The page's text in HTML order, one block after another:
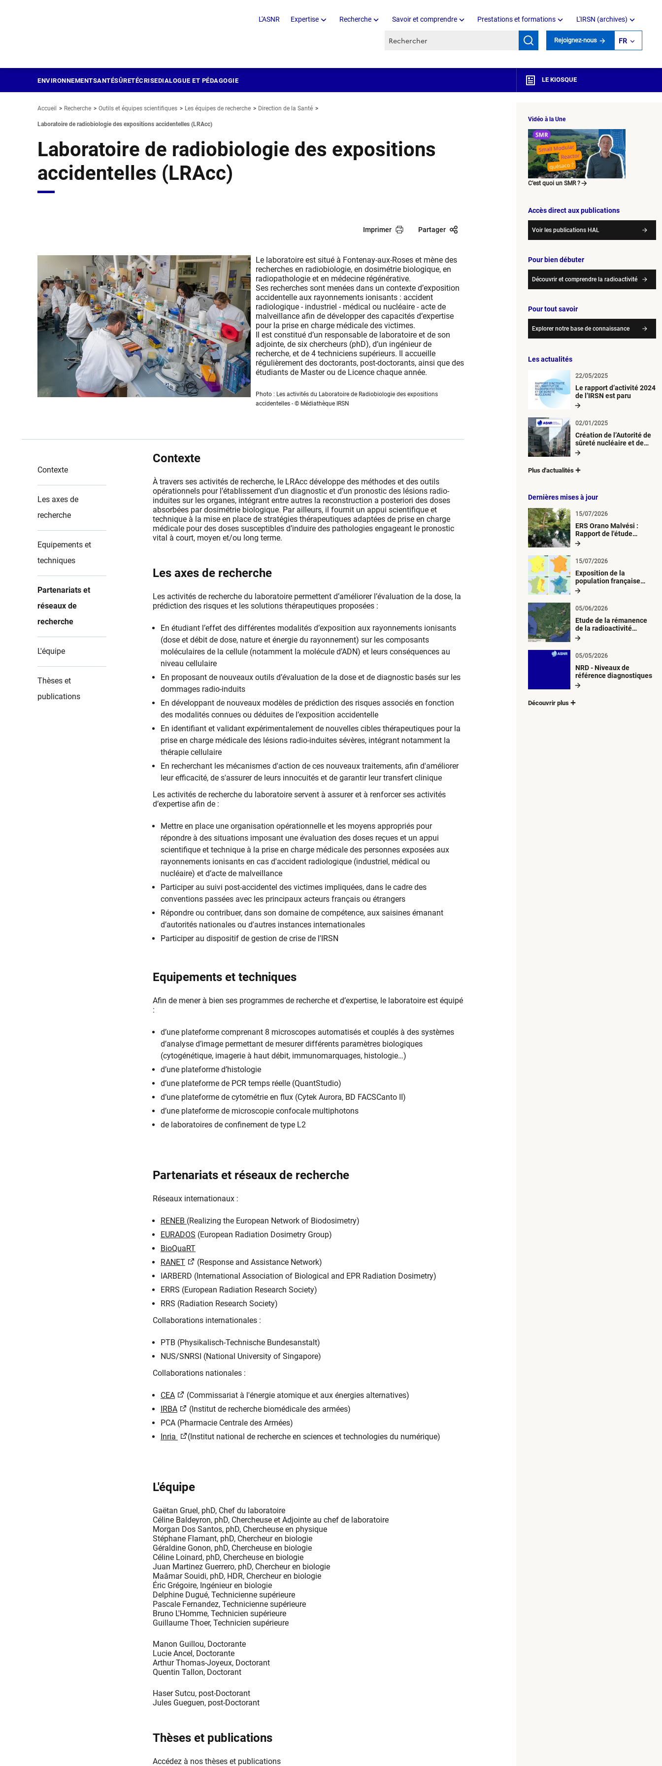
L'ASNR Expertise Recherche Savoir et comprendre Prestations et formations L'IRSN (archives)
Recherche par mots clés Rejoignez-nous FR
ENVIRONNEMENTSANTÉSÛRETÉCRISEDIALOGUE ET PÉDAGOGIE LE KIOSQUE
Accueil Recherche Outils et équipes scientifiques Les équipes de recherche Direction de la Santé
Laboratoire de radiobiologie des expositions accidentelles (LRAcc)
Laboratoire de radiobiologie des expositions
accidentelles (LRAcc)
Imprimer Partager
Le laboratoire est situé à Fontenay-aux-Roses et mène des
recherches en radiobiologie, en dosimétrie biologique, en
radiopathologie et en médecine régénérative.
Ses recherches sont menées dans un contexte d’exposition
accidentelle aux rayonnements ionisants : accident
radiologique - industriel - médical ou nucléaire - acte de
malveillance afin de développer des capacités d’expertise
pour la prise en charge médicale des victimes.
Il est constitué d’un responsable de laboratoire et de son
adjointe, de six chercheurs (phD), d’un ingénieur de
recherche, et de 4 techniciens supérieurs. Il accueille
régulièrement des doctorants, post-doctorants, ainsi que des
étudiants de Master ou de Licence chaque année.
Photo : Les activités du Laboratoire de Radiobiologie des expositions
accidentelles - © Médiathèque IRSN
Contexte
Les axes de
recherche
Equipements et
techniques
Partenariats et
réseaux de
recherche
L'équipe
Thèses et
publications
Contexte
À travers ses activités de recherche, le LRAcc développe des méthodes et des outils
opérationnels pour l’établissement d’un diagnostic et d’un pronostic des lésions radio-
induites sur les organes, intégrant entre autres la reconstruction a posteriori des doses
absorbées par dosimétrie biologique. Par ailleurs, il fournit un appui scientifique et
technique à la mise en place de stratégies thérapeutiques adaptées de prise en charge
médicale pour des doses susceptibles d’induire des pathologies engageant le pronostic
vital à court, moyen et/ou long terme.
Les axes de recherche
Les activités de recherche du laboratoire permettent d’améliorer l’évaluation de la dose, la
prédiction des risques et les solutions thérapeutiques proposées :
En étudiant l’effet des différentes modalités d’exposition aux rayonnements ionisants
(dose et débit de dose, nature et énergie du rayonnement) sur les composants
moléculaires de la cellule (notamment la molécule d’ADN) et leurs conséquences au
niveau cellulaire
En proposant de nouveaux outils d’évaluation de la dose et de diagnostic basés sur les
dommages radio-induits
En développant de nouveaux modèles de prédiction des risques associés en fonction
des modalités connues ou déduites de l’exposition accidentelle
En identifiant et validant expérimentalement de nouvelles cibles thérapeutiques pour la
prise en charge médicale des lésions radio-induites sévères, intégrant notamment la
thérapie cellulaire
En recherchant les mécanismes d'action de ces nouveaux traitements, afin d'améliorer
leur efficacité, de s'assurer de leurs innocuités et de garantir leur transfert clinique
Les activités de recherche du laboratoire servent à assurer et à renforcer ses activités
d’expertise afin de :
Mettre en place une organisation opérationnelle et les moyens appropriés pour
répondre à des situations imposant une évaluation des doses reçues et un appui
scientifique et technique à la prise en charge médicale des personnes exposées aux
rayonnements ionisants en cas d'accident radiologique (industriel, médical ou
nucléaire) et d’acte de malveillance
Participer au suivi post-accidentel des victimes impliquées, dans le cadre des
conventions passées avec les principaux acteurs français ou étrangers
Répondre ou contribuer, dans son domaine de compétence, aux saisines émanant
d’autorités nationales ou d'autres instances internationales
Participer au dispositif de gestion de crise de l'IRSN
Equipements et techniques
Afin de mener à bien ses programmes de recherche et d’expertise, le laboratoire est équipé
:
d’une plateforme comprenant 8 microscopes automatisés et couplés à des systèmes
d’analyse d’image permettant de mesurer différents paramètres biologiques
(cytogénétique, imagerie à haut débit, immunomarquages, histologie…)
d’une plateforme d’histologie
d’une plateforme de PCR temps réelle (QuantStudio)
d’une plateforme de cytométrie en flux (Cytek Aurora, BD FACSCanto II)
d’une plateforme de microscopie confocale multiphotons
de laboratoires de confinement de type L2
Partenariats et réseaux de recherche
Réseaux internationaux :
RENEB (Realizing the European Network of Biodosimetry)
EURADOS (European Radiation Dosimetry Group)
BioQuaRT
RANET
(Response and Assistance Network)
IARBERD (International Association of Biological and EPR Radiation Dosimetry)
ERRS (European Radiation Research Society)
RRS (Radiation Research Society)
Collaborations internationales :
PTB (Physikalisch-Technische Bundesanstalt)
NUS/SNRSI (National University of Singapore)
Collaborations nationales :
CEA
(Commissariat à l'énergie atomique et aux énergies alternatives)
IRBA
(Institut de recherche biomédicale des armées)
PCA (Pharmacie Centrale des Armées)
Inria
(Institut national de recherche en sciences et technologies du numérique)
L'équipe
Gaëtan Gruel, phD, Chef du laboratoire
Céline Baldeyron, phD, Chercheuse et Adjointe au chef de laboratoire
Morgan Dos Santos, phD, Chercheuse en physique
Stéphane Flamant, phD, Chercheur en biologie
Géraldine Gonon, phD, Chercheuse en biologie
Céline Loinard, phD, Chercheuse en biologie
Juan Martinez Guerrero, phD, Chercheur en biologie
Maâmar Souidi, phD, HDR, Chercheur en biologie
Éric Grégoire, Ingénieur en biologie
Delphine Dugué, Technicienne supérieure
Pascale Fernandez, Technicienne supérieure
Bruno L'Homme, Technicien supérieure
Guillaume Thoer, Technicien supérieure
Manon Guillou, Doctorante
Lucie Ancel, Doctorante
Arthur Thomas-Joyeux, Doctorant
Quentin Tallon, Doctorant
Haser Sutcu, post-Doctorant
Jules Gueguen, post-Doctorant
Thèses et publications
Accédez à nos thèses et publications
Vidéo à la Une
C’est quoi un SMR ?
Accès direct aux publications
Voir les publications HAL
Pour bien débuter
Découvrir et comprendre la radioactivité
Pour tout savoir
Explorer notre base de connaissance
Les actualités
Le rapport d’activité 2024
de l’IRSN est paru
22/05/2025
Création de l’Autorité de
sûreté nucléaire et de
radioprotection (ASNR)
02/01/2025
Plus d'actualités
Dernières mises à jour
ERS Orano Malvési :
Rapport de l'étude
radiologique du milieu
15/07/2026
Exposition de la
population française
métropolitaine aux
atmosphériques
radioactives depuis 1945
15/07/2026
Etude de la rémanence
de la radioactivité
d’origine artificielle
05/06/2026
NRD - Niveaux de
référence diagnostiques
05/05/2026
Découvrir plus